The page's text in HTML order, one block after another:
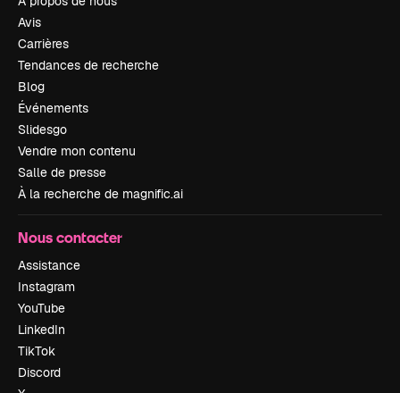
Avis
Carrières
Tendances de recherche
Blog
Événements
Slidesgo
Vendre mon contenu
Salle de presse
À la recherche de magnific.ai
Nous contacter
Assistance
Instagram
YouTube
LinkedIn
TikTok
Discord